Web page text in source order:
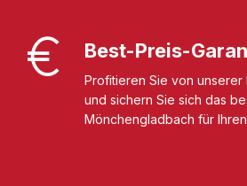
Best-Preis-
Profitieren Sie von unserer
und sichern Sie sich das
Mönchengladbach für